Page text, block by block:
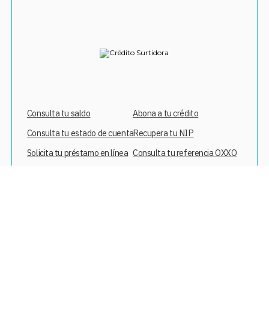
Consulta tu saldo
Consulta tu estado de cuenta
Solicita tu préstamo en línea
Abona a tu crédito
Recupera tu NIP
Consulta tu referencia OXXO